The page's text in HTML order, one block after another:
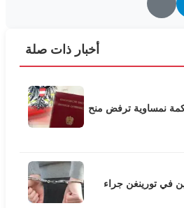
أخبار ذات صلة
نمساوية ترفض منح
في تورينغن جراء